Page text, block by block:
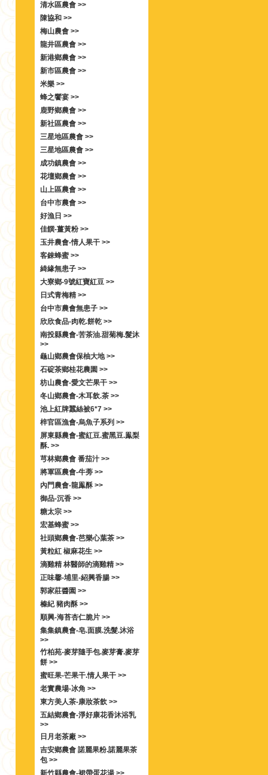
清水區農會 >>
陳協和 >>
梅山農會 >>
龍井區農會 >>
新港鄉農會 >>
新市區農會 >>
米樂 >>
蜂之饗宴 >>
鹿野鄉農會 >>
新社區農會 >>
三星地區農會 >>
三星地區農會 >>
成功鎮農會 >>
花壇鄉農會 >>
山上區農會 >>
台中市農會 >>
好漁日 >>
佳饌-薑黃粉 >>
玉井農會-情人果干 >>
客錸蜂蜜 >>
綺緣無患子 >>
大寮鄉-9號紅寶紅豆 >>
日式青梅精 >>
台中市農會無患子 >>
欣欣食品-肉乾.餅乾 >>
南投縣農會-苦茶油.甜菊梅.髮沐
>>
龜山鄉農會保柚大地 >>
石碇茶鄉桂花農園 >>
枋山農會-愛文芒果干 >>
冬山鄉農會-木耳飲.茶 >>
池上紅牌蠶絲被6*7 >>
梓官區漁會-烏魚子系列 >>
屏東縣農會-蜜紅豆.蜜黑豆.鳯梨
酥. >>
芎林鄉農會 番茄汁 >>
將軍區農會-牛蒡 >>
內門農會-龍鳯酥 >>
御品-沉香 >>
糖太宗 >>
宏基蜂蜜 >>
社頭鄉農會-芭樂心葉茶 >>
黃粒紅 椒麻花生 >>
滴雞精 林醫師的滴雞精 >>
正味馨-埔里-紹興香腸 >>
郭家莊醬園 >>
榛紀 豬肉酥 >>
順興-海苔杏仁脆片 >>
集集鎮農會-皂.面膜.洗髮.沐浴
>>
竹柏苑-麥芽隨手包.麥芽膏.麥芽
餅 >>
蜜旺果-芒果干.情人果干 >>
老實農場-冰角 >>
東方美人茶-康妝茶飲 >>
五結鄉農會-淨好康花香沐浴乳
>>
日月老茶廠 >>
吉安鄉農會 諾麗果粉.諾麗果茶
包 >>
新竹縣農會-裙帶蛋花湯 >>